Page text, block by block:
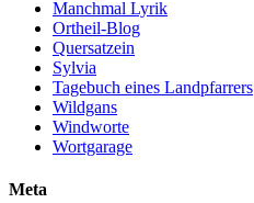
Manchmal Lyrik
Ortheil-Blog
Quersatzein
Sylvia
Tagebuch eines Landpfarrers
Wildgans
Windworte
Wortgarage
Meta